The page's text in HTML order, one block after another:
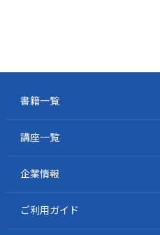
書籍一覧
講座一覧
企業情報
ご利用ガイド